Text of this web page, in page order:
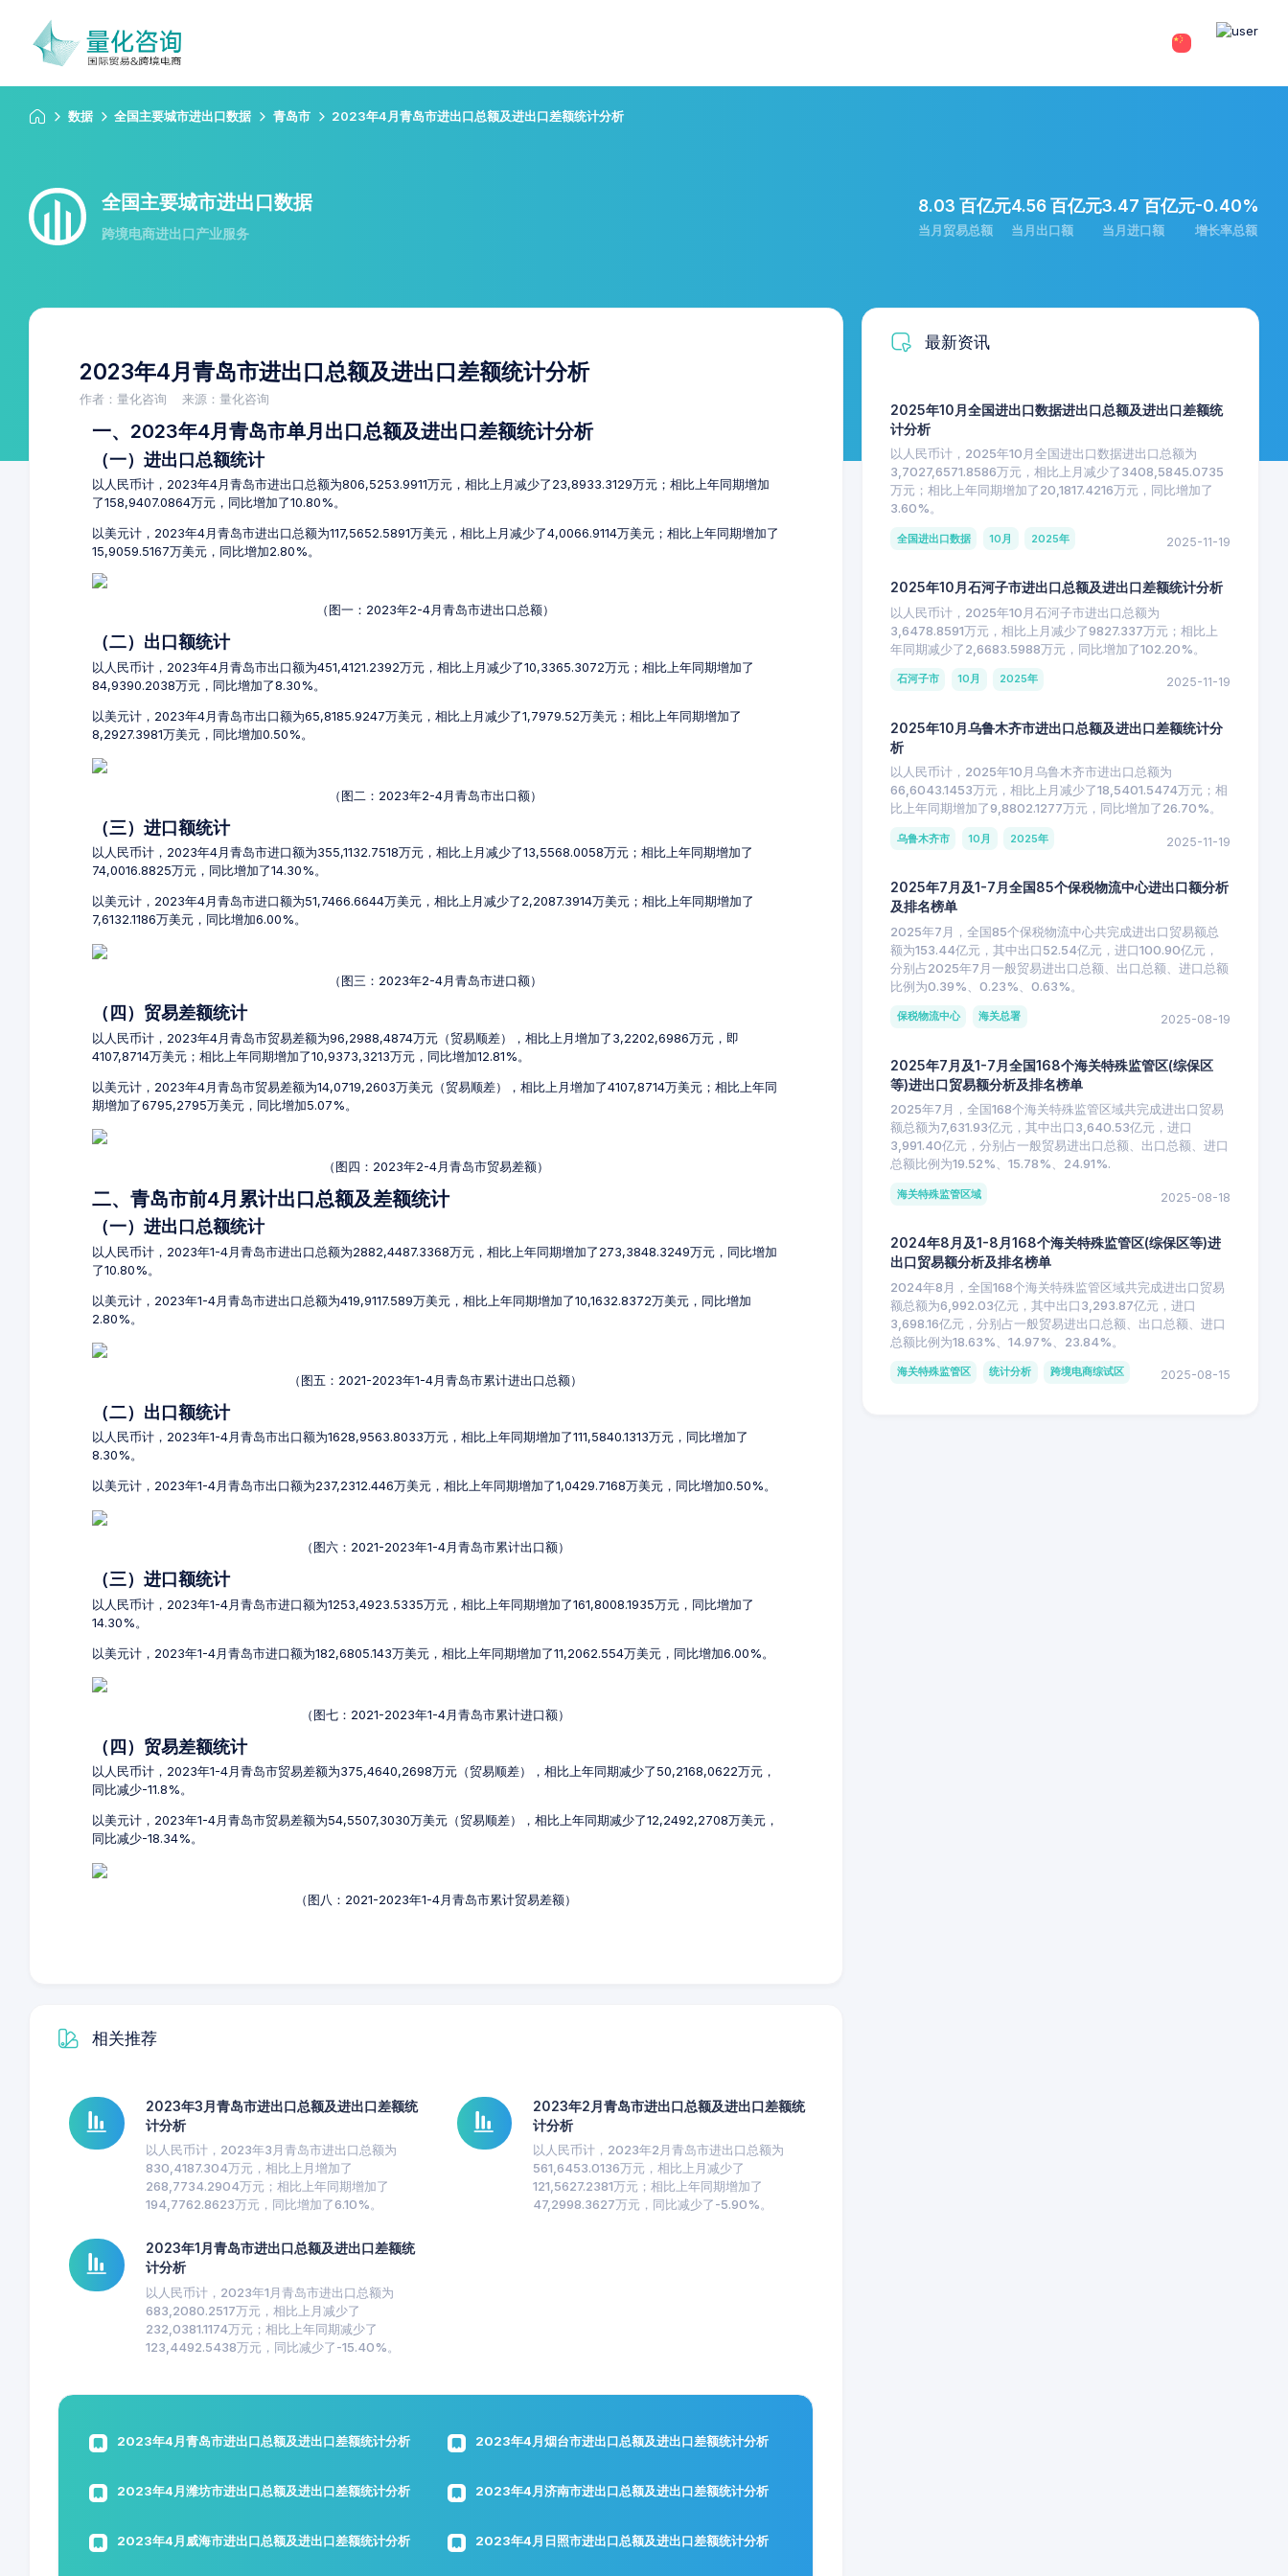
数据 全国主要城市进出口数据 青岛市 2023年4月青岛市进出口总额及进出口差额统计分析
全国主要城市进出口数据
跨境电商进出口产业服务
8.03 百亿元
当月贸易总额
4.56 百亿元
当月出口额
3.47 百亿元
当月进口额
-0.40%
增长率总额
2023年4月青岛市进出口总额及进出口差额统计分析
作者：量化咨询 来源：量化咨询
一、2023年4月青岛市单月出口总额及进出口差额统计分析
（一）进出口总额统计
以人民币计，2023年4月青岛市进出口总额为806,5253.9911万元，相比上月减少了23,8933.3129万元；相比上年同期增加
了158,9407.0864万元，同比增加了10.80%。
以美元计，2023年4月青岛市进出口总额为117,5652.5891万美元，相比上月减少了4,0066.9114万美元；相比上年同期增加了
15,9059.5167万美元，同比增加2.80%。
（图一：2023年2-4月青岛市进出口总额）
（二）出口额统计
以人民币计，2023年4月青岛市出口额为451,4121.2392万元，相比上月减少了10,3365.3072万元；相比上年同期增加了
84,9390.2038万元，同比增加了8.30%。
以美元计，2023年4月青岛市出口额为65,8185.9247万美元，相比上月减少了1,7979.52万美元；相比上年同期增加了
8,2927.3981万美元，同比增加0.50%。
（图二：2023年2-4月青岛市出口额）
（三）进口额统计
以人民币计，2023年4月青岛市进口额为355,1132.7518万元，相比上月减少了13,5568.0058万元；相比上年同期增加了
74,0016.8825万元，同比增加了14.30%。
以美元计，2023年4月青岛市进口额为51,7466.6644万美元，相比上月减少了2,2087.3914万美元；相比上年同期增加了
7,6132.1186万美元，同比增加6.00%。
（图三：2023年2-4月青岛市进口额）
（四）贸易差额统计
以人民币计，2023年4月青岛市贸易差额为96,2988,4874万元（贸易顺差），相比上月增加了3,2202,6986万元，即
4107,8714万美元；相比上年同期增加了10,9373,3213万元，同比增加12.81%。
以美元计，2023年4月青岛市贸易差额为14,0719,2603万美元（贸易顺差），相比上月增加了4107,8714万美元；相比上年同
期增加了6795,2795万美元，同比增加5.07%。
（图四：2023年2-4月青岛市贸易差额）
二、青岛市前4月累计出口总额及差额统计
（一）进出口总额统计
以人民币计，2023年1-4月青岛市进出口总额为2882,4487.3368万元，相比上年同期增加了273,3848.3249万元，同比增加
了10.80%。
以美元计，2023年1-4月青岛市进出口总额为419,9117.589万美元，相比上年同期增加了10,1632.8372万美元，同比增加
2.80%。
（图五：2021-2023年1-4月青岛市累计进出口总额）
（二）出口额统计
以人民币计，2023年1-4月青岛市出口额为1628,9563.8033万元，相比上年同期增加了111,5840.1313万元，同比增加了
8.30%。
以美元计，2023年1-4月青岛市出口额为237,2312.446万美元，相比上年同期增加了1,0429.7168万美元，同比增加0.50%。
（图六：2021-2023年1-4月青岛市累计出口额）
（三）进口额统计
以人民币计，2023年1-4月青岛市进口额为1253,4923.5335万元，相比上年同期增加了161,8008.1935万元，同比增加了
14.30%。
以美元计，2023年1-4月青岛市进口额为182,6805.143万美元，相比上年同期增加了11,2062.554万美元，同比增加6.00%。
（图七：2021-2023年1-4月青岛市累计进口额）
（四）贸易差额统计
以人民币计，2023年1-4月青岛市贸易差额为375,4640,2698万元（贸易顺差），相比上年同期减少了50,2168,0622万元，
同比减少-11.8%。
以美元计，2023年1-4月青岛市贸易差额为54,5507,3030万美元（贸易顺差），相比上年同期减少了12,2492,2708万美元，
同比减少-18.34%。
（图八：2021-2023年1-4月青岛市累计贸易差额）
相关推荐
2023年3月青岛市进出口总额及进出口差额统
计分析
以人民币计，2023年3月青岛市进出口总额为
830,4187.304万元，相比上月增加了
268,7734.2904万元；相比上年同期增加了
194,7762.8623万元，同比增加了6.10%。
2023年2月青岛市进出口总额及进出口差额统
计分析
以人民币计，2023年2月青岛市进出口总额为
561,6453.0136万元，相比上月减少了
121,5627.2381万元；相比上年同期增加了
47,2998.3627万元，同比减少了-5.90%。
2023年1月青岛市进出口总额及进出口差额统
计分析
以人民币计，2023年1月青岛市进出口总额为
683,2080.2517万元，相比上月减少了
232,0381.1174万元；相比上年同期减少了
123,4492.5438万元，同比减少了-15.40%。
2023年4月青岛市进出口总额及进出口差额统计分析 2023年4月烟台市进出口总额及进出口差额统计分析
2023年4月潍坊市进出口总额及进出口差额统计分析 2023年4月济南市进出口总额及进出口差额统计分析
2023年4月威海市进出口总额及进出口差额统计分析 2023年4月日照市进出口总额及进出口差额统计分析
最新资讯
2025年10月全国进出口数据进出口总额及进出口差额统
计分析
以人民币计，2025年10月全国进出口数据进出口总额为
3,7027,6571.8586万元，相比上月减少了3408,5845.0735
万元；相比上年同期增加了20,1817.4216万元，同比增加了
3.60%。
全国进出口数据 10月 2025年 2025-11-19
2025年10月石河子市进出口总额及进出口差额统计分析
以人民币计，2025年10月石河子市进出口总额为
3,6478.8591万元，相比上月减少了9827.337万元；相比上
年同期减少了2,6683.5988万元，同比增加了102.20%。
石河子市 10月 2025年 2025-11-19
2025年10月乌鲁木齐市进出口总额及进出口差额统计分
析
以人民币计，2025年10月乌鲁木齐市进出口总额为
66,6043.1453万元，相比上月减少了18,5401.5474万元；相
比上年同期增加了9,8802.1277万元，同比增加了26.70%。
乌鲁木齐市 10月 2025年 2025-11-19
2025年7月及1-7月全国85个保税物流中心进出口额分析
及排名榜单
2025年7月，全国85个保税物流中心共完成进出口贸易额总
额为153.44亿元，其中出口52.54亿元，进口100.90亿元，
分别占2025年7月一般贸易进出口总额、出口总额、进口总额
比例为0.39%、0.23%、0.63%。
保税物流中心 海关总署 2025-08-19
2025年7月及1-7月全国168个海关特殊监管区(综保区
等)进出口贸易额分析及排名榜单
2025年7月，全国168个海关特殊监管区域共完成进出口贸易
额总额为7,631.93亿元，其中出口3,640.53亿元，进口
3,991.40亿元，分别占一般贸易进出口总额、出口总额、进口
总额比例为19.52%、15.78%、24.91%.
海关特殊监管区域 2025-08-18
2024年8月及1-8月168个海关特殊监管区(综保区等)进
出口贸易额分析及排名榜单
2024年8月，全国168个海关特殊监管区域共完成进出口贸易
额总额为6,992.03亿元，其中出口3,293.87亿元，进口
3,698.16亿元，分别占一般贸易进出口总额、出口总额、进口
总额比例为18.63%、14.97%、23.84%。
海关特殊监管区 统计分析 跨境电商综试区 2025-08-15